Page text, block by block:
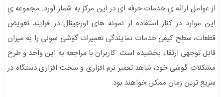
از عوامل ارائه ی خدمات حرفه ای در این مرکز به شمار آورد. مجموعه ی
این موارد در کنار استفاده از نمونه های اورجینال در فرایند تعویض
قطعات، سطح کیفی خدمات نمایندگی تعمیرات گوشی سونی را به میزان
قابل توجهی ارتقاء بخشیده است. کاربران با مراجعه به این واحد و طرح
مشکلات گوشی خود، شاهد تعمیر نرم افزاری و سخت افزاری دستگاه در
سریع ترین زمان ممکن خواهند بود.